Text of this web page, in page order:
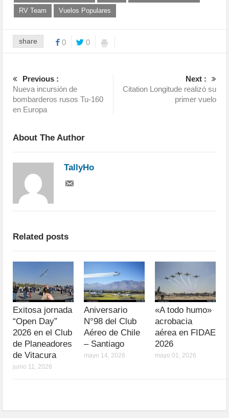
RV Team
Vuelos Populares
share 0 0
Previous :
Nueva incursión de
bombarderos rusos Tu-160
en Europa
Next :
Citation Longitude realizó su
primer vuelo
About The Author
TallyHo
Related posts
Exitosa jornada
“Open Day”
2026 en el Club
de Planeadores
de Vitacura
junio 11, 2026
Aniversario
N°98 del Club
Aéreo de Chile
– Santiago
mayo 14, 2026
«A todo humo»
acrobacia
aérea en FIDAE
2026
mayo 01, 2026